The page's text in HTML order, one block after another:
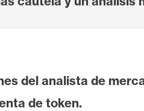
del analista de
de token.